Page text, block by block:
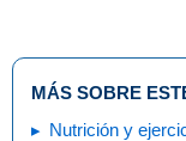
MÁS SOBRE
Nutrición y